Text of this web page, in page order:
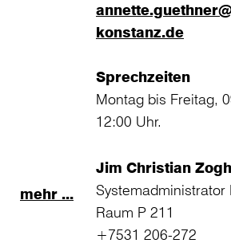
konstanz.de
Sprechzeiten
Montag bis Freitag,
12:00 Uhr.
mehr ...
Jim Christian
Systemadministrator
Raum P 211
+7531 206-272